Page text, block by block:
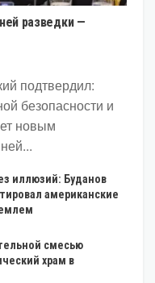
разведки —
подтвердил:
безопасности и
новым
иллюзий: Буданов
американские
смесью
храм в